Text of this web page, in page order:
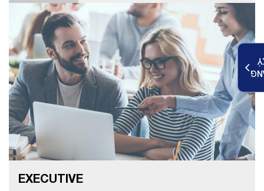
EXECUTIVE